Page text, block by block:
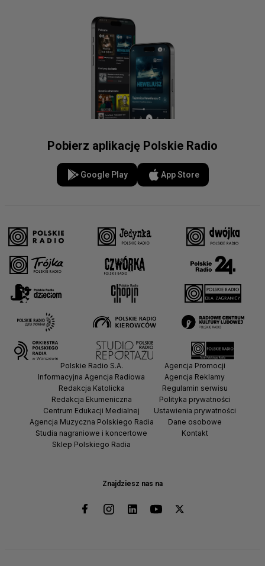
Pobierz aplikację Polskie Radio
Google Play App Store
Znajdziesz nas na
Polskie Radio S.A.
Informacyjna Agencja Radiowa
Redakcja Katolicka
Redakcja Ekumeniczna
Centrum Edukacji Medialnej
Agencja Muzyczna Polskiego Radia
Studia nagraniowe i koncertowe
Sklep Polskiego Radia
Agencja Promocji
Agencja Reklamy
Regulamin serwisu
Polityka prywatności
Ustawienia prywatności
Dane osobowe
Kontakt